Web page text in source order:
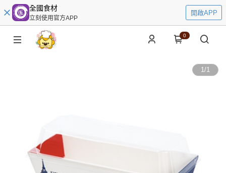
全國食材
立刻使用官方APP
開啟APP
0
1/1